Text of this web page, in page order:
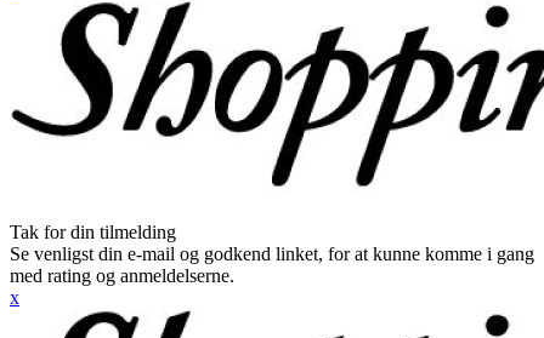
Tak for din tilmelding
Se venligst din e-mail og godkend linket, for at kunne komme i gang
med rating og anmeldelserne.
x